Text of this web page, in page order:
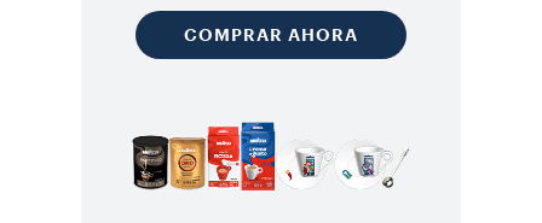
COMPRAR AHORA